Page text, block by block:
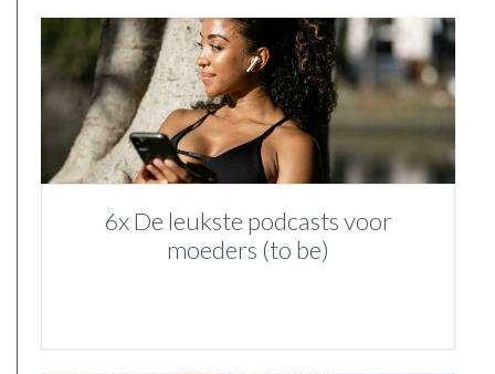
6x De leukste podcasts voor
moeders (to be)